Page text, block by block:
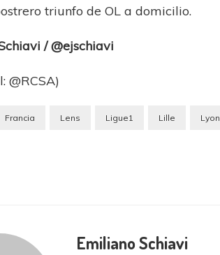
triunfo de OL a domicilio.
/ @ejschiavi
@RCSA)
Francia Lens Ligue1 Lille Lyon
Emiliano Schiavi
LIGA DE LA COSTA